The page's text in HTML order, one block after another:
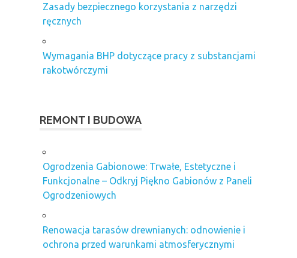
Zasady bezpiecznego korzystania z narzędzi
ręcznych
Wymagania BHP dotyczące pracy z substancjami
rakotwórczymi
REMONT I BUDOWA
Ogrodzenia Gabionowe: Trwałe, Estetyczne i
Funkcjonalne – Odkryj Piękno Gabionów z Paneli
Ogrodzeniowych
Renowacja tarasów drewnianych: odnowienie i
ochrona przed warunkami atmosferycznymi